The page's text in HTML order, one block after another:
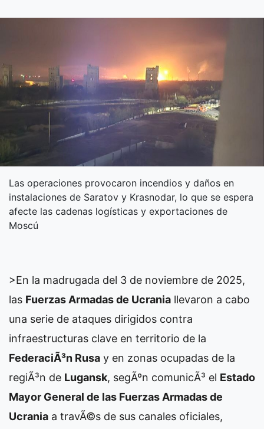
Las operaciones provocaron incendios y daños en
instalaciones de Saratov y Krasnodar, lo que se espera
afecte las cadenas logísticas y exportaciones de
Moscú
>En la madrugada del 3 de noviembre de 2025,
las Fuerzas Armadas de Ucrania llevaron a cabo
una serie de ataques dirigidos contra
infraestructuras clave en territorio de la
FederaciÃ³n Rusa y en zonas ocupadas de la
regiÃ³n de Lugansk, segÃºn comunicÃ³ el Estado
Mayor General de las Fuerzas Armadas de
Ucrania a travÃ©s de sus canales oficiales,